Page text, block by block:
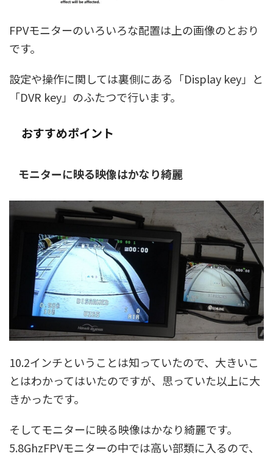
FPVモニターのいろいろな配置は上の画像のとおり
です。
設定や操作に関しては裏側にある「Display key」と
「DVR key」のふたつで行います。
おすすめポイント
モニターに映る映像はかなり綺麗
10.2インチということは知っていたので、大きいこ
とはわかってはいたのですが、思っていた以上に大
きかったです。
そしてモニターに映る映像はかなり綺麗です。
5.8GhzFPVモニターの中では高い部類に入るので、